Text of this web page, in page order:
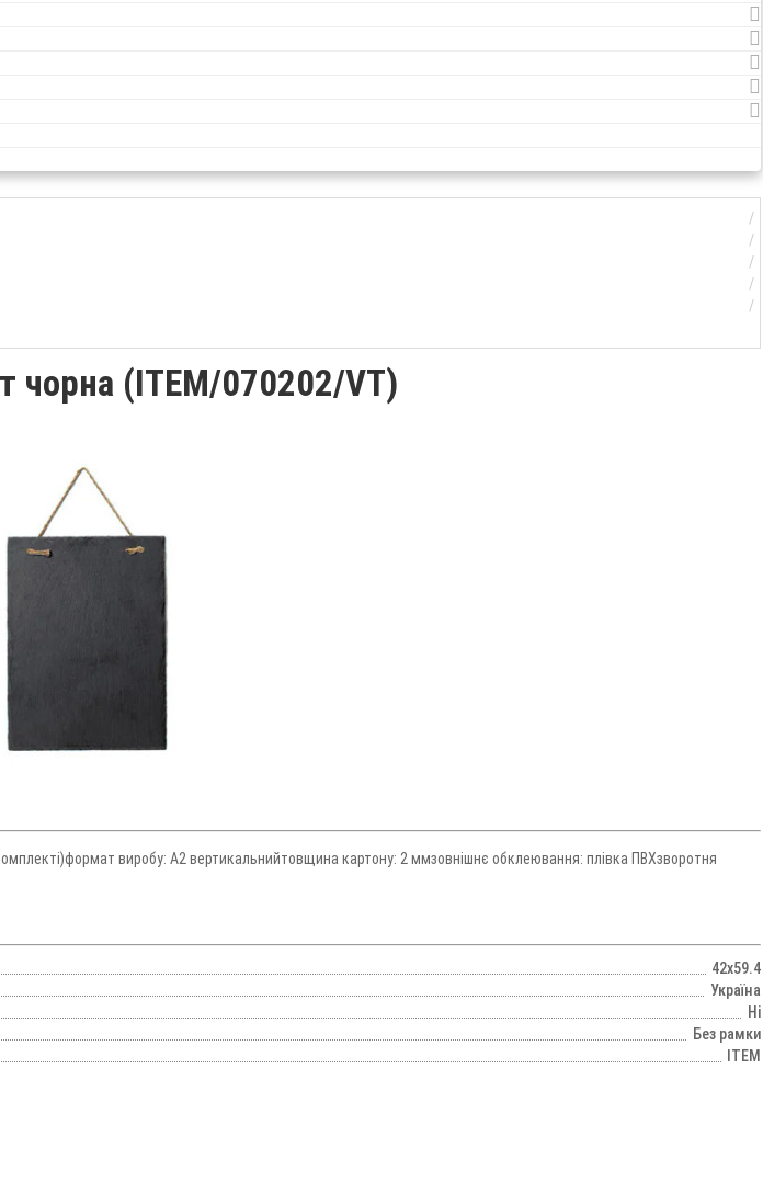
чорна (ІТЕМ/070202/VT)
виробу: А2 вертикальнийтовщина картону: 2 ммзовнішнє обклеювання: плівка ПВХзворотня
42х59.4
Україна
Ні
Без рамки
ITEM